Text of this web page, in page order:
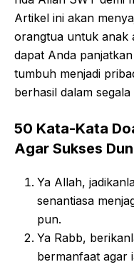
Artikel ini akan
orangtua untuk anak
dapat Anda
tumbuh menjadi
berhasil dalam
50 Kata-Kata
Agar Sukses
Ya Allah,
senantiasa
pun.
Ya Rabb,
bermanfaat agar